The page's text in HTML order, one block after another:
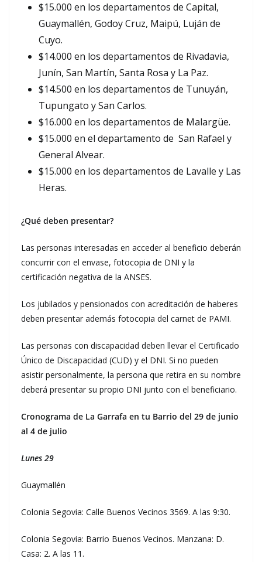
$15.000 en los departamentos de Capital,
Guaymallén, Godoy Cruz, Maipú, Luján de
Cuyo.
$14.000 en los departamentos de Rivadavia,
Junín, San Martín, Santa Rosa y La Paz.
$14.500 en los departamentos de Tunuyán,
Tupungato y San Carlos.
$16.000 en los departamentos de Malargüe.
$15.000 en el departamento de San Rafael y
General Alvear.
$15.000 en los departamentos de Lavalle y Las
Heras.
¿Qué deben presentar?
Las personas interesadas en acceder al beneficio deberán
concurrir con el envase, fotocopia de DNI y la
certificación negativa de la ANSES.
Los jubilados y pensionados con acreditación de haberes
deben presentar además fotocopia del carnet de PAMI.
Las personas con discapacidad deben llevar el Certificado
Único de Discapacidad (CUD) y el DNI. Si no pueden
asistir personalmente, la persona que retira en su nombre
deberá presentar su propio DNI junto con el beneficiario.
Cronograma de La Garrafa en tu Barrio del 29 de junio
al 4 de julio
Lunes 29
Guaymallén
Colonia Segovia: Calle Buenos Vecinos 3569. A las 9:30.
Colonia Segovia: Barrio Buenos Vecinos. Manzana: D.
Casa: 2. A las 11.